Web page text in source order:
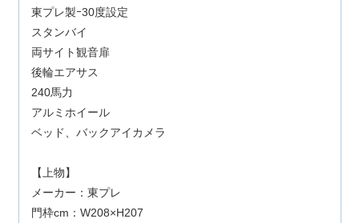
東プレ製ｰ30度設定
スタンバイ
両サイト観音扉
後輪エアサス
240馬力
アルミホイール
ベッド、バックアイカメラ
【上物】
メーカー：東プレ
門枠cm：W208×H207